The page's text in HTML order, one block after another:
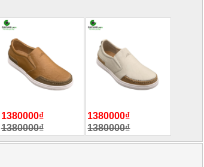
1380000₫
1380000₫
1380000₫
1380000₫